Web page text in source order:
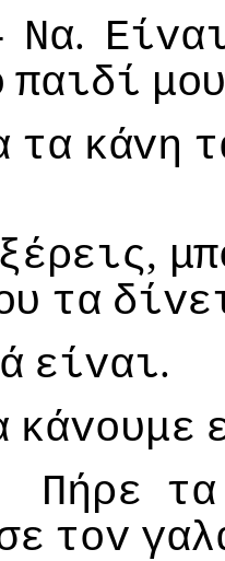
Να.
παιδί
τα κάvη
ξέρεις,
τα
είvαι.
κάvoυμε
Πήρε τα
τov